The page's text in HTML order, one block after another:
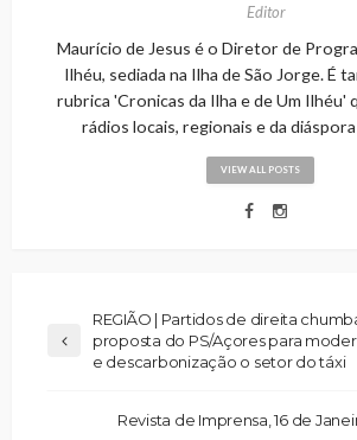
Editor
Maurício de Jesus é o Diretor de
Ilhéu, sediada na Ilha de São Jorge. É
rubrica 'Cronicas da Ilha e de Um Ilhéu'
rádios locais, regionais e da
VIEW ALL POSTS
REGIÃO | Partidos de direita
proposta do PS/Açores para
e descarbonização o setor do táxi
Revista de Imprensa, 16 de